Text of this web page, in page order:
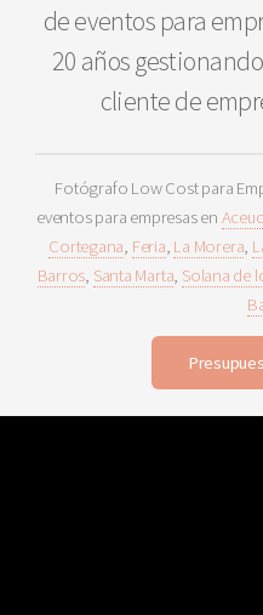
de eventos para
20 años
cliente de
Fotógrafo Low Cost para
eventos para empresas en
Cortegana, Feria, La Morera,
Barros, Santa Marta, Solana de